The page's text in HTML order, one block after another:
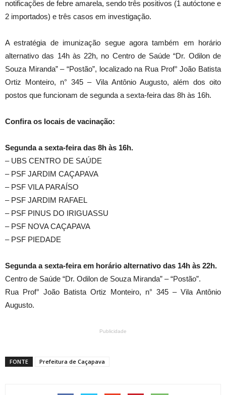
notificações de febre amarela, sendo três positivos (1 autóctone e
2 importados) e três casos em investigação.
A estratégia de imunização segue agora também em horário
alternativo das 14h às 22h, no Centro de Saúde “Dr. Odilon de
Souza Miranda” – “Postão”, localizado na Rua Prof° João Batista
Ortiz Monteiro, n° 345 – Vila Antônio Augusto, além dos oito
postos que funcionam de segunda a sexta-feira das 8h às 16h.
Confira os locais de vacinação:
Segunda a sexta-feira das 8h às 16h.
– UBS CENTRO DE SAÚDE
– PSF JARDIM CAÇAPAVA
– PSF VILA PARAÍSO
– PSF JARDIM RAFAEL
– PSF PINUS DO IRIGUASSU
– PSF NOVA CAÇAPAVA
– PSF PIEDADE
Segunda a sexta-feira em horário alternativo das 14h às 22h.
Centro de Saúde “Dr. Odilon de Souza Miranda” – “Postão”.
Rua Prof° João Batista Ortiz Monteiro, n° 345 – Vila Antônio
Augusto.
Publicidade
FONTE Prefeitura de Caçapava